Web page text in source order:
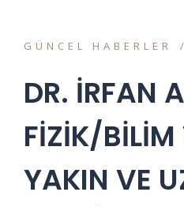
GÜNCEL HABERLER
DR. İRFAN
FİZİK/
YAKIN VE